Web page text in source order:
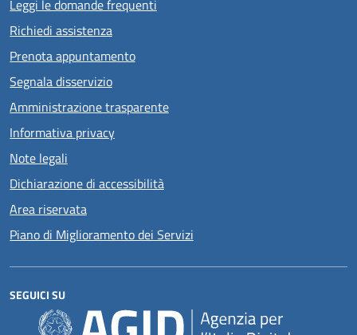
Leggi le domande frequenti
Richiedi assistenza
Prenota appuntamento
Segnala disservizio
Amministrazione trasparente
Informativa privacy
Note legali
Dichiarazione di accessibilità
Area riservata
Piano di Miglioramento dei Servizi
SEGUICI SU